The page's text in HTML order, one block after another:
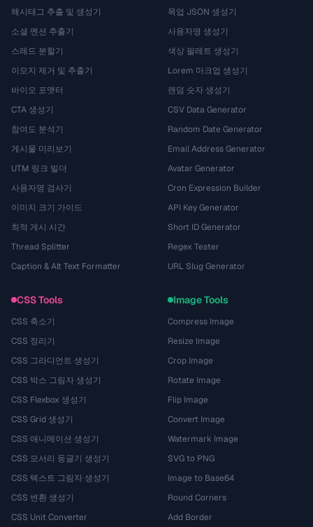
해시태그 추출 및 생성기
소셜 멘션 추출기
스레드 분할기
이모지 제거 및 추출기
바이오 포맷터
CTA 생성기
참여도 분석기
게시물 미리보기
UTM 링크 빌더
사용자명 검사기
이미지 크기 가이드
최적 게시 시간
Thread Splitter
Caption & Alt Text Formatter
목업 JSON 생성기
사용자명 생성기
색상 팔레트 생성기
Lorem 마크업 생성기
랜덤 숫자 생성기
CSV Data Generator
Random Date Generator
Email Address Generator
Avatar Generator
Cron Expression Builder
API Key Generator
Short ID Generator
Regex Tester
URL Slug Generator
CSS Tools
CSS 축소기
CSS 정리기
CSS 그라디언트 생성기
CSS 박스 그림자 생성기
CSS Flexbox 생성기
CSS Grid 생성기
CSS 애니메이션 생성기
CSS 모서리 둥글기 생성기
CSS 텍스트 그림자 생성기
CSS 변환 생성기
CSS Unit Converter
Image Tools
Compress Image
Resize Image
Crop Image
Rotate Image
Flip Image
Convert Image
Watermark Image
SVG to PNG
Image to Base64
Round Corners
Add Border